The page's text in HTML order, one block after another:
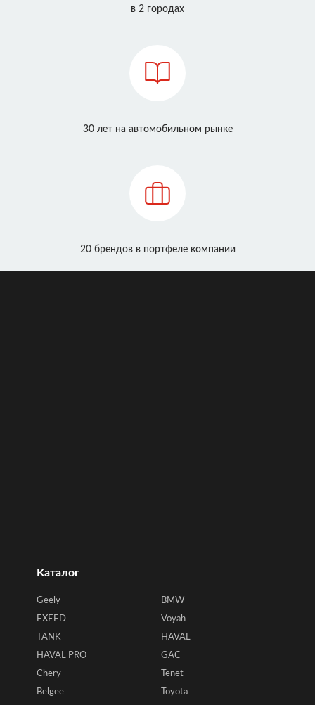
в 2 городах
30 лет на автомобильном рынке
20 брендов в портфеле компании
Каталог
Geely
BMW
EXEED
Voyah
TANK
HAVAL
HAVAL PRO
GAC
Chery
Tenet
Belgee
Toyota